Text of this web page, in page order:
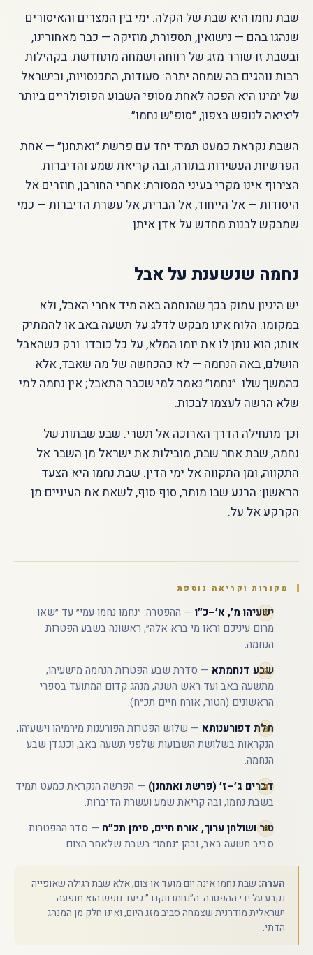
שבת נחמו היא שבת של הקלה. ימי בין המצרים והאיסורים
שנהגו בהם — נישואין, תספורת, מוזיקה — כבר מאחורינו,
ובשבת זו שורר מזג של רווחה ושמחה מתחדשת. בקהילות
רבות נוהגים בה שמחה יתרה: סעודות, התכנסויות, ובישראל
של ימינו היא הפכה לאחת מסופי השבוע הפופולריים ביותר
ליציאה לנופש בצפון, ״סופ״ש נחמו״.
השבת נקראת כמעט תמיד יחד עם פרשת ״ואתחנן״ — אחת
הפרשיות העשירות בתורה, ובה קריאת שמע והדיברות.
הצירוף אינו מקרי בעיני המסורת: אחרי החורבן, חוזרים אל
היסודות — אל הייחוד, אל הברית, אל עשרת הדיברות — כמי
שמבקש לבנות מחדש על אדן איתן.
נחמה שנשענת על אבל
יש היגיון עמוק בכך שהנחמה באה מיד אחרי האבל, ולא
במקומו. הלוח אינו מבקש לדלג על תשעה באב או להמתיק
אותו; הוא נותן לו את יומו המלא, על כל כובדו. ורק כשהאבל
הושלם, באה הנחמה — לא כהכחשה של מה שאבד, אלא
כהמשך שלו. ״נחמו״ נאמר למי שכבר התאבל; אין נחמה למי
שלא הרשה לעצמו לבכות.
וכך מתחילה הדרך הארוכה אל תשרי. שבע שבתות של
נחמה, שבת אחר שבת, מובילות את ישראל מן השבר אל
התקווה, ומן התקווה אל ימי הדין. שבת נחמו היא הצעד
הראשון: הרגע שבו מותר, סוף סוף, לשאת את העיניים מן
הקרקע אל על.
מקורות וקריאה נוספת
ישעיהו מ׳, א׳–כ״ו — ההפטרה: ״נחמו נחמו עמי״ עד ״שאו
מרום עיניכם וראו מי ברא אלה״, ראשונה בשבע הפטרות
הנחמה.
שבע דנחמתא — סדרת שבע הפטרות הנחמה מישעיהו,
מתשעה באב ועד ראש השנה, מנהג קדום המתועד בספרי
הראשונים (הטור, אורח חיים תכ״ח).
תלת דפורענותא — שלוש הפטרות הפורענות מירמיהו וישעיהו,
הנקראות בשלושת השבועות שלפני תשעה באב, וכנגדן שבע
הנחמה.
דברים ג׳–ז׳ (פרשת ואתחנן) — הפרשה הנקראת כמעט תמיד
בשבת נחמו, ובה קריאת שמע ועשרת הדיברות.
טור ושולחן ערוך, אורח חיים, סימן תכ״ח — סדר ההפטרות
סביב תשעה באב, ובהן ״נחמו״ בשבת שלאחר הצום.
הערה: שבת נחמו אינה יום מועד או צום, אלא שבת רגילה שאופייה
נקבע על ידי ההפטרה. ה״נחמו ווקנד״ כיעד נופש הוא תופעה
ישראלית מודרנית שצמחה סביב מזג היום, ואינו חלק מן המנהג
הדתי.